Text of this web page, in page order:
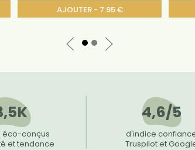
AJOUTER - 7.95 €
éco-conçus
et tendance
4,6/5
d'indice
Truspilot et